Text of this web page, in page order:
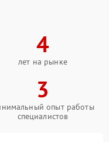
4
лет на рынке
3
опыт работы
специалистов